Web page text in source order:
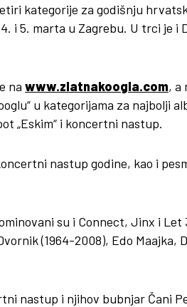
kategorije za godišnju
i 5. marta u Zagrebu. U trci je i
na www.zlatnakoogla.com, a
u kategorijama za najbolji
„Eskim“ i koncertni nastup.
nastup godine, kao i
su i Connect, Jinx i Let
(1964-2008), Edo Maajka,
nastup i njihov bubnjar Čani